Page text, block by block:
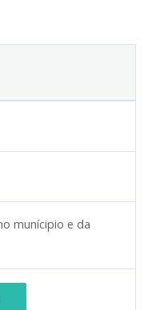
munícipio e da